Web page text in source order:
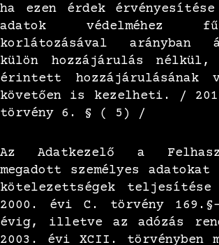
ha ezen érdek érvényesítése
adatok védelméhez
korlátozásával
külön hozzájárulás nélkül,
érintett hozzájárulásának
követően is kezelheti. /
törvény 6. § ( 5) /
Az Adatkezelő a
megadott személyes
kötelezettségek teljesítése
2000. évi C. törvény
évig, illetve az adózás
2003. évi XCII. törvényben